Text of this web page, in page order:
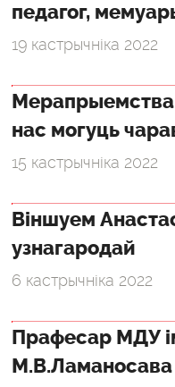
педагог,
19 кастрычніка 2022
нас могуць
15 кастрычніка 2022
Віншуем
узнагародай
6 кастрычніка 2022
Прафесар МДУ
М.В.Ламаносава